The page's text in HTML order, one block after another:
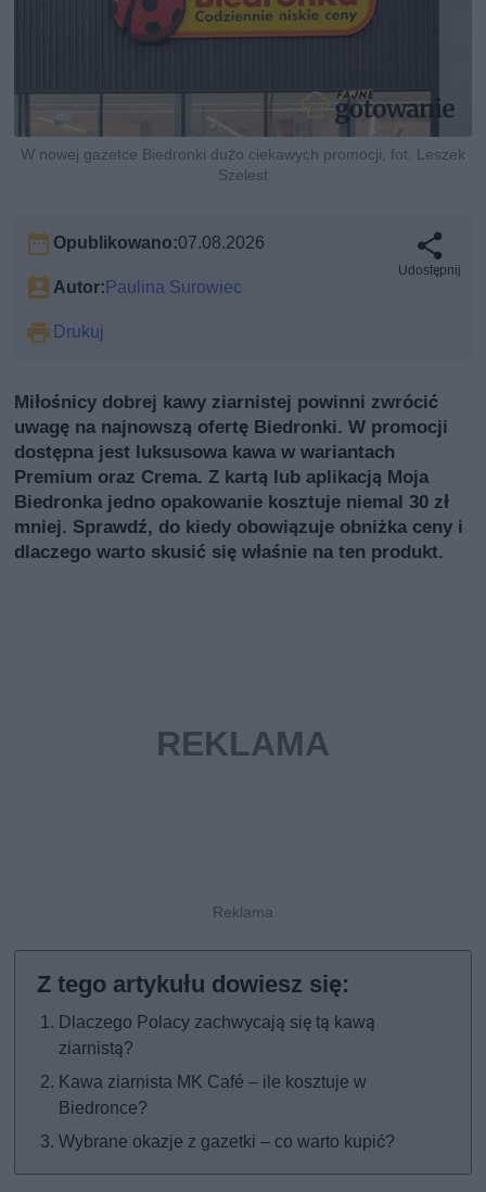
W nowej gazetce Biedronki dużo ciekawych promocji, fot. Leszek
Szelest
Opublikowano:07.08.2026
Autor: Paulina Surowiec
Drukuj
Udostępnij
Miłośnicy dobrej kawy ziarnistej powinni zwrócić
uwagę na najnowszą ofertę Biedronki. W promocji
dostępna jest luksusowa kawa w wariantach
Premium oraz Crema. Z kartą lub aplikacją Moja
Biedronka jedno opakowanie kosztuje niemal 30 zł
mniej. Sprawdź, do kiedy obowiązuje obniżka ceny i
dlaczego warto skusić się właśnie na ten produkt.
Dlaczego Polacy zachwycają się tą kawą
ziarnistą?
Kawa ziarnista MK Café – ile kosztuje w
Biedronce?
Wybrane okazje z gazetki – co warto kupić?